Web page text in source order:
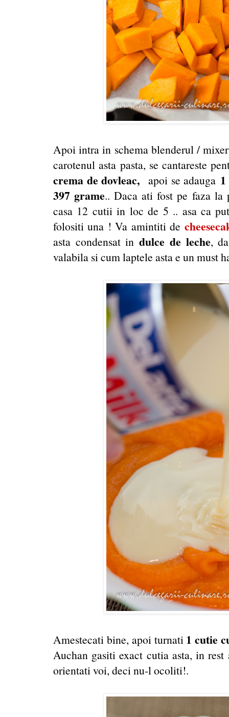
Apoi intra in schema blenderul /
carotenul asta pasta, se cantareste
crema de dovleac, apoi se adauga
397 grame.. Daca ati fost pe faza
casa 12 cutii in loc de 5 .. asa ca
folositi una ! Va amintiti de
asta condensat indulce de leche,
valabila si cum laptele asta e un must
Amestecati bine, apoi turnati 1 cutie
Auchan gasiti exact cutia asta, in
orientati voi, deci nu-l ocoliti!.